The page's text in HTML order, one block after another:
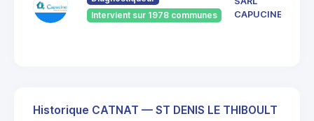
Intervient sur 1978 communes
CAPUCINE
Historique CATNAT — ST DENIS LE THIBOULT